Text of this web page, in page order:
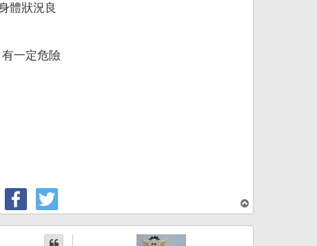
體狀況良
一定危險
頂
端